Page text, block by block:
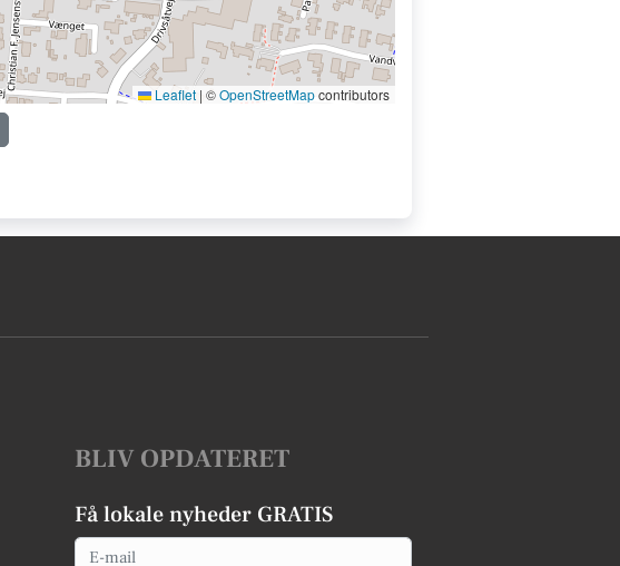
Leaflet | ©OpenStreetMapcontributors
BLIV OPDATERET
Få lokale nyheder GRATIS
Email